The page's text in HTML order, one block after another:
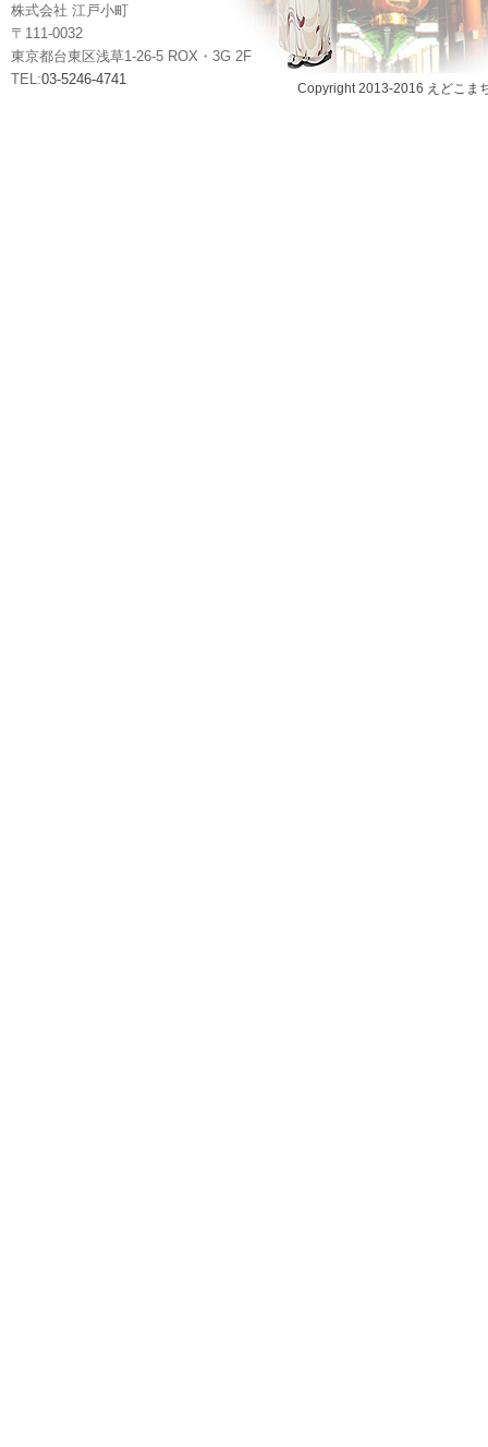
株式会社 江戸小町
〒111-0032
東京都台東区浅草1-26-5 ROX・3G 2F
TEL:03-5246-4741
Copyright 2013-2016 えどこま